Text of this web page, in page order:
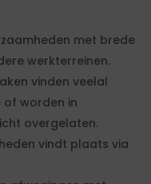
met brede
werkterreinen.
vinden veelal
worden in
overgelaten.
vindt plaats via